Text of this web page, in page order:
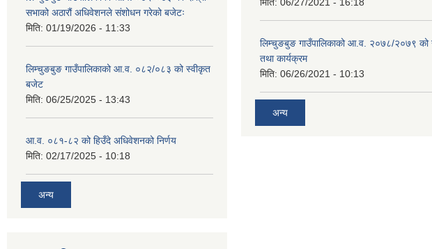
सभाको अठारौं अधिवेशनले संशोधन गरेको बजेटः
मिति: 01/19/2026 - 11:33
लिम्चुङबुङ गाउँपालिकाको आ.व. ०८२/०८३ को स्वीकृत
बजेट
मिति: 06/25/2025 - 13:43
आ.व. ०८१-८२ को हिउँदे अधिवेशनको निर्णय
मिति: 02/17/2025 - 10:18
अन्य
लिम्चुङबुङ गाउँपालिकाको आ.व. २०७८/२०७९ को
तथा कार्यक्रम
मिति: 06/26/2021 - 10:13
अन्य